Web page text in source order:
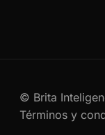
© Brita
Términos y